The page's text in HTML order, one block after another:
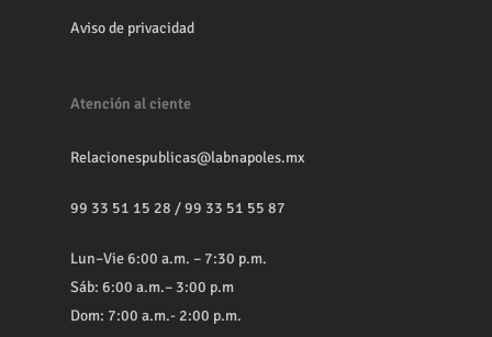
Aviso de privacidad
Atención al ciente
Relacionespublicas@labnapoles.mx
99 33 51 15 28 /99 33 51 55 87
Lun–Vie 6:00 a.m. – 7:30 p.m.
Sáb: 6:00 a.m.– 3:00 p.m
Dom: 7:00 a.m.- 2:00 p.m.